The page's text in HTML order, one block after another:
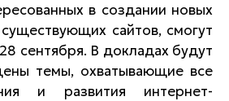
в создании новых
сайтов, смогут
сентября. В докладах будут
темы, охватывающие все
и развития интернет-